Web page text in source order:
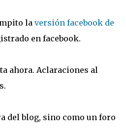
la versión facebook de
en facebook.
ahora. Aclaraciones al
del blog, sino como un foro